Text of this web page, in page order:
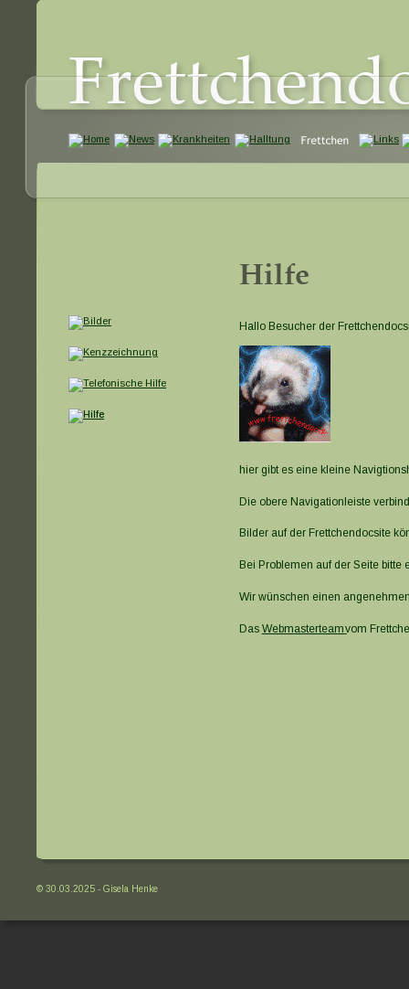
© 30.03.2025 - Gisela Henke
Hilfe
Hallo Besucher der
hier gibt es eine kleine
Die obere Navigationleiste
Bilder auf der Frettchendocsite
Bei Problemen auf der Seite bitte
Wir wünschen einen
Das Webmasterteam vom